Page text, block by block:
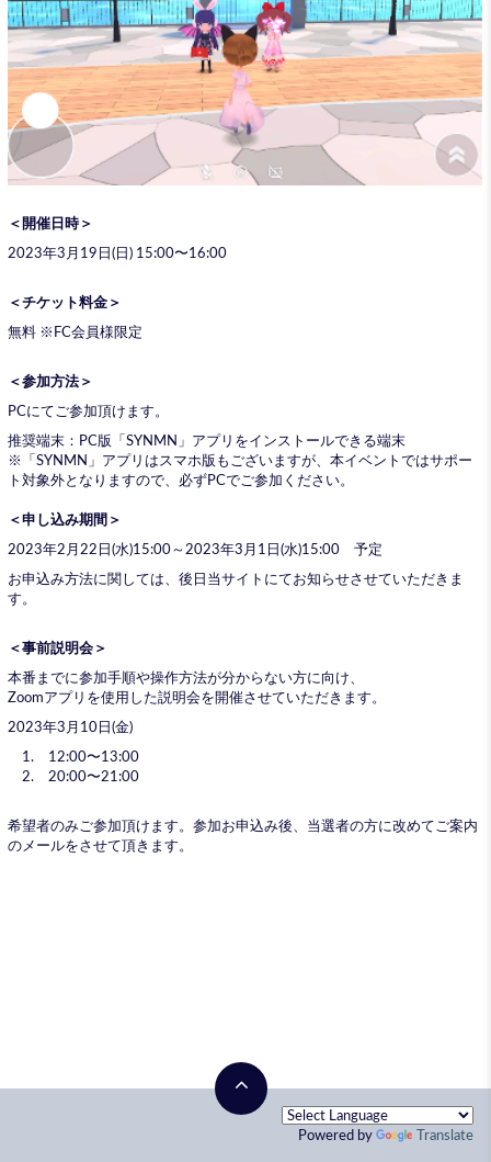
＜開催日時＞
2023年3月19日(日) 15:00〜16:00
＜チケット料金＞
無料 ※FC会員様限定
＜参加方法＞
PCにてご参加頂けます。
推奨端末：PC版「SYNMN」アプリをインストールできる端末
※「SYNMN」アプリはスマホ版もございますが、本イベントではサポー
ト対象外となりますので、必ずPCでご参加ください。
＜申し込み期間＞
2023年2月22日(水)15:00～2023年3月1日(水)15:00 予定
お申込み方法に関しては、後日当サイトにてお知らせさせていただきま
す。
＜事前説明会＞
本番までに参加手順や操作方法が分からない方に向け、
Zoomアプリを使用した説明会を開催させていただきます。
2023年3月10日(金)
1. 12:00〜13:00
2. 20:00〜21:00
希望者のみご参加頂けます。参加お申込み後、当選者の方に改めてご案内
のメールをさせて頂きます。
Powered by Translate